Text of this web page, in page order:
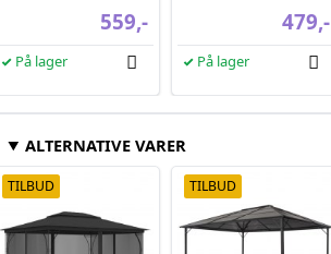
559,-
På lager
479,-
På lager
ALTERNATIVE VARER
TILBUD TILBUD